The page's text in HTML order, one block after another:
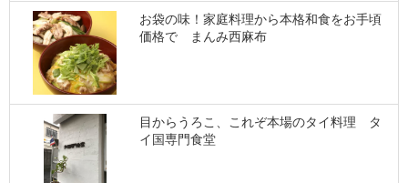
お袋の味！家庭料理から本格和食をお手頃
価格で まんみ西麻布
目からうろこ、これぞ本場のタイ料理 タ
イ国専門食堂